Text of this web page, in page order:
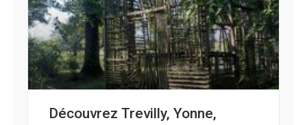
Découvrez Trevilly, Yonne,